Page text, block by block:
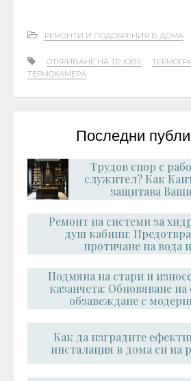
РЕМОНТИ И ПОДОБРЕНИЯ В ДОМА
ОТКРИВАНЕ НА ТЕЧОВЕ
ТЕРМОКАМЕРА
Последни
Трудов спор с
служител? Как
защитава
Ремонт на системи за
душ кабини:
протичане на вода
Подмяна на стари и
казанчета: Обновяване
обзавеждане с
Как да изградите
инсталация в дома си на